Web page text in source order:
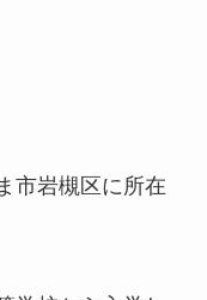
市岩槻区に所在